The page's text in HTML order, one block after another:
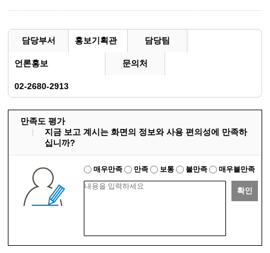
담당부서 홍보기획관 담당팀
언론홍보 문의처
02-2680-2913
만족도 평가
지금 보고 계시는 화면의 정보와 사용 편의성에 만족하
십니까?
매우만족 만족 보통 불만족 매우불만족
확인